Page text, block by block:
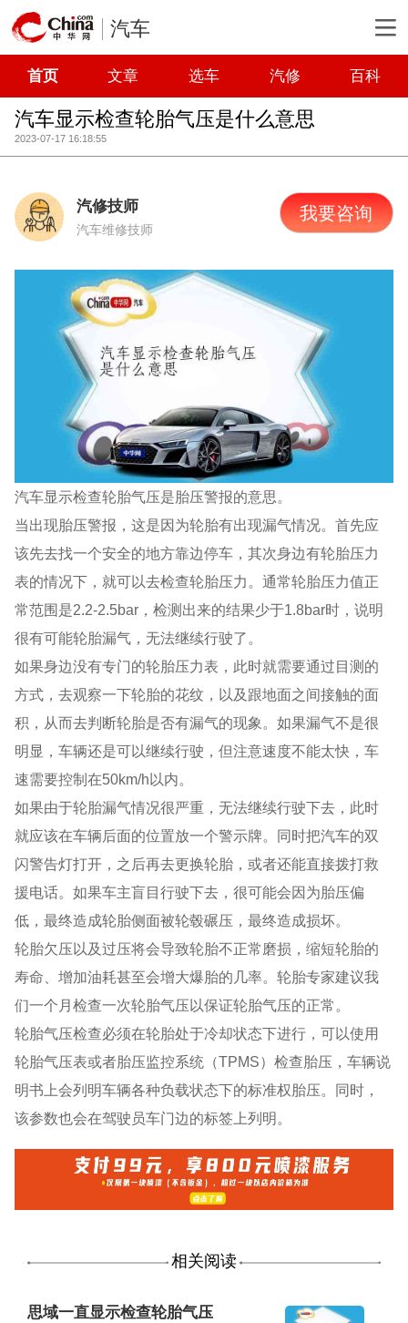
汽车
首页 文章 选车 汽修 百科
汽车显示检查轮胎气压是什么意思
2023-07-17 16:18:55
汽修技师
汽车维修技师
我要咨询
汽车显示检查轮胎气压是胎压警报的意思。
当出现胎压警报，这是因为轮胎有出现漏气情况。首先应
该先去找一个安全的地方靠边停车，其次身边有轮胎压力
表的情况下，就可以去检查轮胎压力。通常轮胎压力值正
常范围是2.2-2.5bar，检测出来的结果少于1.8bar时，说明
很有可能轮胎漏气，无法继续行驶了。
如果身边没有专门的轮胎压力表，此时就需要通过目测的
方式，去观察一下轮胎的花纹，以及跟地面之间接触的面
积，从而去判断轮胎是否有漏气的现象。如果漏气不是很
明显，车辆还是可以继续行驶，但注意速度不能太快，车
速需要控制在50km/h以内。
如果由于轮胎漏气情况很严重，无法继续行驶下去，此时
就应该在车辆后面的位置放一个警示牌。同时把汽车的双
闪警告灯打开，之后再去更换轮胎，或者还能直接拨打救
援电话。如果车主盲目行驶下去，很可能会因为胎压偏
低，最终造成轮胎侧面被轮毂碾压，最终造成损坏。
轮胎欠压以及过压将会导致轮胎不正常磨损，缩短轮胎的
寿命、增加油耗甚至会增大爆胎的几率。轮胎专家建议我
们一个月检查一次轮胎气压以保证轮胎气压的正常。
轮胎气压检查必须在轮胎处于冷却状态下进行，可以使用
轮胎气压表或者胎压监控系统（TPMS）检查胎压，车辆说
明书上会列明车辆各种负载状态下的标准权胎压。同时，
该参数也会在驾驶员车门边的标签上列明。
相关阅读
思域一直显示检查轮胎气压